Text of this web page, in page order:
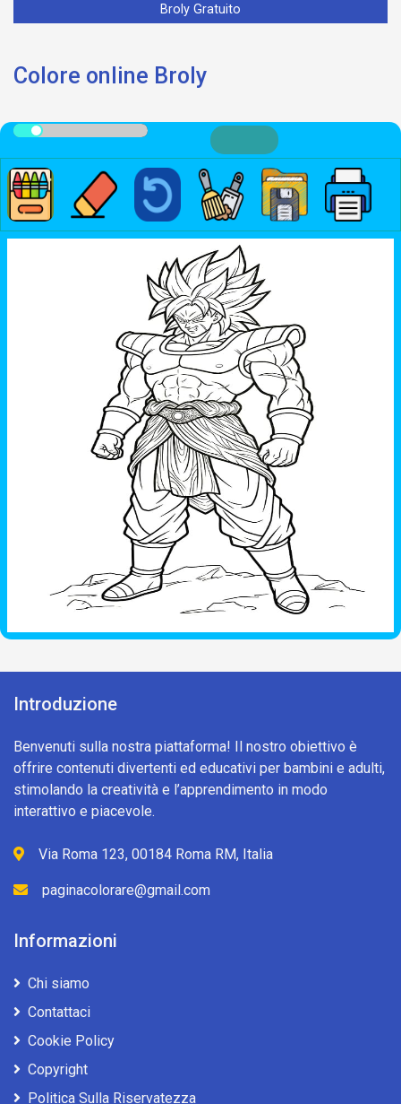
Broly Gratuito
Colore online Broly
Introduzione
Benvenuti sulla nostra piattaforma! Il nostro obiettivo è
offrire contenuti divertenti ed educativi per bambini e adulti,
stimolando la creatività e l’apprendimento in modo
interattivo e piacevole.
Via Roma 123, 00184 Roma RM, Italia
paginacolorare@gmail.com
Informazioni
Chi siamo
Contattaci
Cookie Policy
Copyright
Politica Sulla Riservatezza